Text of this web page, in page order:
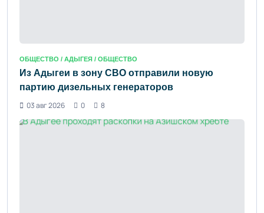
ОБЩЕСТВО / АДЫГЕЯ / ОБЩЕСТВО
Из Адыгеи в зону СВО отправили новую
партию дизельных генераторов
03 авг 2026
0 8